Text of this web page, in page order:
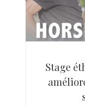
Stage